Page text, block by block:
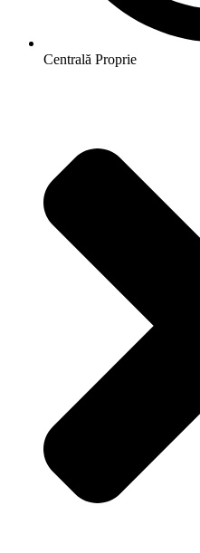
Centrală Proprie